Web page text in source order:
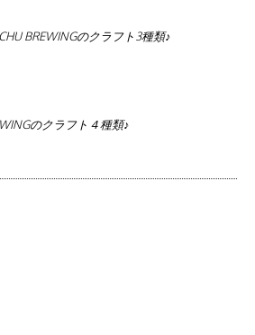
BREWINGのクラフト3種類♪
のクラフト４種類♪